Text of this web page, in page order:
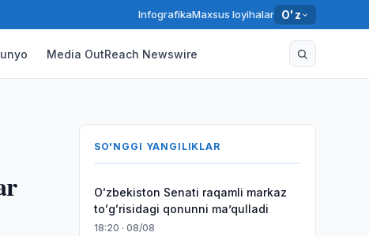
InfografikaMaxsus loyihalar O'z
Media OutReach Newswire
SO'NGGI YANGILIKLAR
Oʻzbekiston Senati raqamli markaz
toʻgʻrisidagi qonunni maʼqulladi
18:20 · 08/08